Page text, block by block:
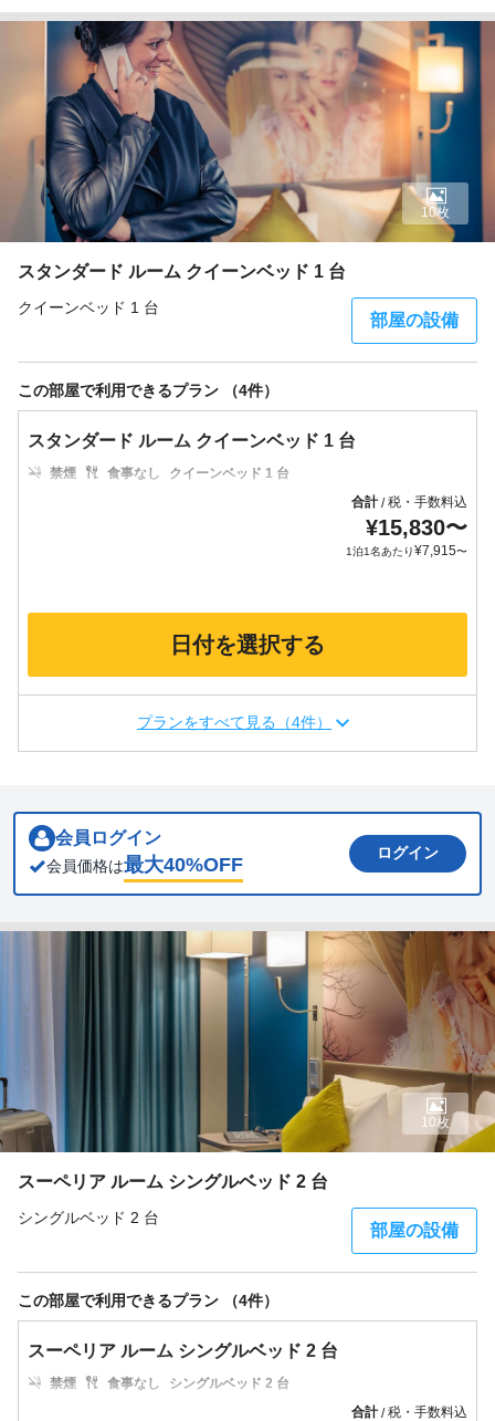
スタンダード ルーム クイーンベッド 1 台
クイーンベッド 1 台
部屋の設備
10枚
この部屋で利用できるプラン （4件）
スタンダード ルーム クイーンベッド 1 台
禁煙 食事なし
クイーンベッド 1 台
合計/税・手数料込
¥15,830〜
1泊1名あたり¥7,915〜
日付を選択する
プランをすべて見る（4件）
会員ログイン
会員価格は最大40%OFF
ログイン
スーペリア ルーム シングルベッド 2 台
シングルベッド 2 台
部屋の設備
10枚
この部屋で利用できるプラン （4件）
スーペリア ルーム シングルベッド 2 台
禁煙 食事なし
シングルベッド 2 台
合計/税・手数料込